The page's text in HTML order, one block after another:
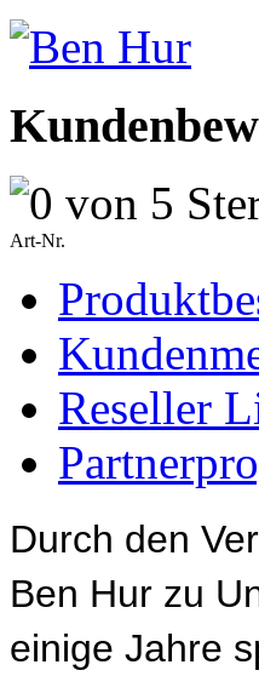
Art-Nr.
Reseller
Durch den
Ben Hur zu
einige Jahre